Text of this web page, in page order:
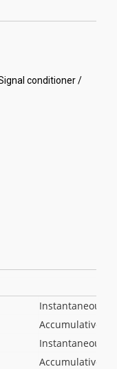
conditioner /
Instantaneous
Accumulative
Instantaneous
Accumulative